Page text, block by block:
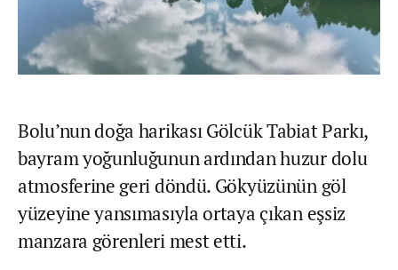
Bolu’nun doğa harikası Gölcük Tabiat Parkı,
bayram yoğunluğunun ardından huzur dolu
atmosferine geri döndü. Gökyüzünün göl
yüzeyine yansımasıyla ortaya çıkan eşsiz
manzara görenleri mest etti.